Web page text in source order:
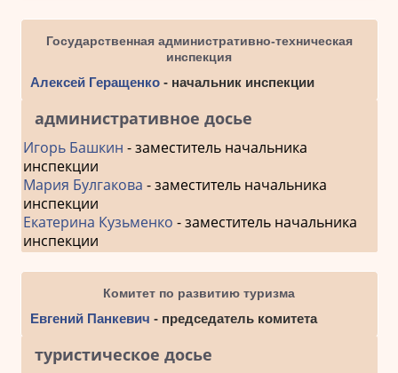
Государственная административно-техническая
инспекция
Алексей Геращенко- начальник инспекции
административное досье
Игорь Башкин - заместитель начальника
инспекции
Мария Булгакова - заместитель начальника
инспекции
Екатерина Кузьменко - заместитель начальника
инспекции
Комитет по развитию туризма
Евгений Панкевич - председатель комитета
туристическое досье